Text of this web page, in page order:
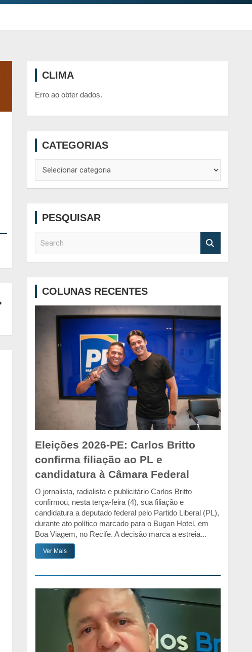
CLIMA
Erro ao obter dados.
CATEGORIAS
PESQUISAR
COLUNAS RECENTES
Eleições 2026-PE: Carlos Britto
confirma filiação ao PL e
candidatura à Câmara Federal
O jornalista, radialista e publicitário Carlos Britto
confirmou, nesta terça-feira (4), sua filiação e
candidatura a deputado federal pelo Partido Liberal (PL),
durante ato político marcado para o Bugan Hotel, em
Boa Viagem, no Recife. A decisão marca a estreia...
Ver Mais